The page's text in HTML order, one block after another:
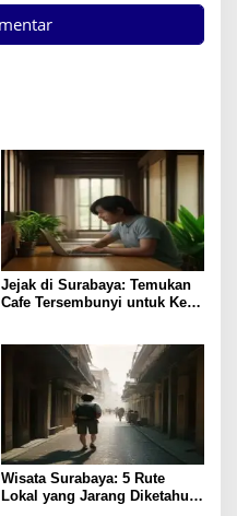
Jejak di Surabaya: Temukan
Cafe Tersembunyi untuk Kerja
Wisata Surabaya: 5 Rute
Lokal yang Jarang Diketahui